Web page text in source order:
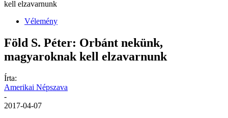
kell elzavarnunk
Vélemény
Föld S. Péter: Orbánt nekünk,
magyaroknak kell elzavarnunk
Írta:
Amerikai Népszava
-
2017-04-07